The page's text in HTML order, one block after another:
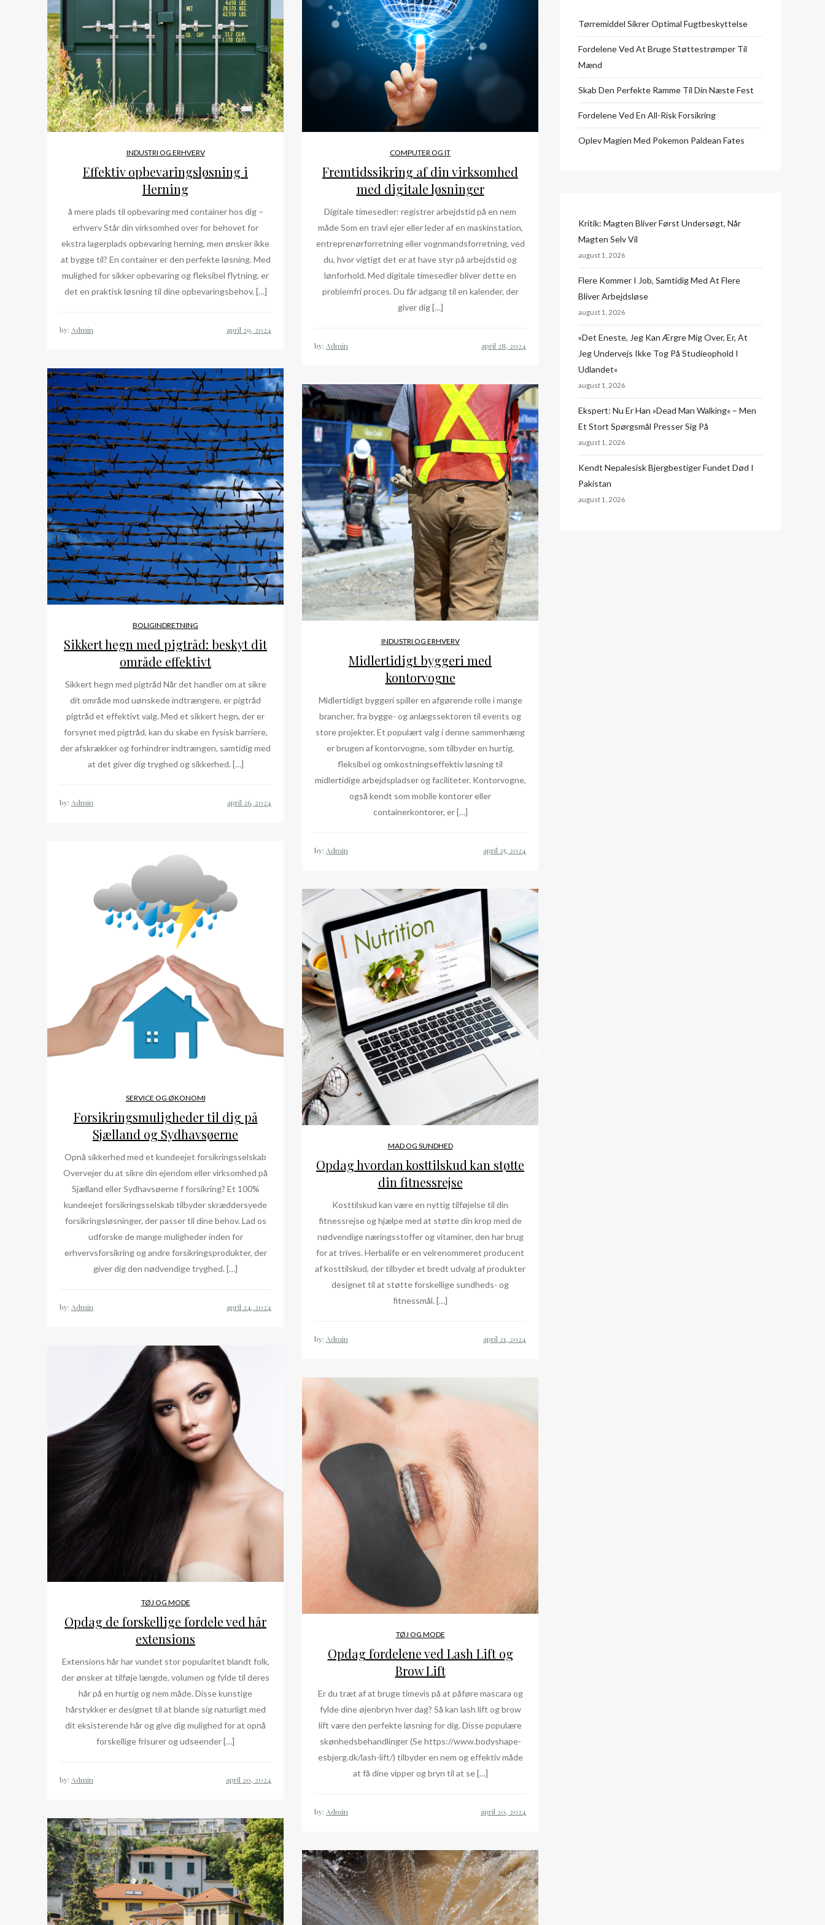
INDUSTRI OG ERHVERV
Effektiv opbevaringsløsning i
Herning
å mere plads til opbevaring med container hos dig –
erhverv Står din virksomhed over for behovet for
ekstra lagerplads opbevaring herning, men ønsker ikke
at bygge til? En container er den perfekte løsning. Med
mulighed for sikker opbevaring og fleksibel flytning, er
det en praktisk løsning til dine opbevaringsbehov. […]
by: Admin
COMPUTER OG IT
Fremtidssikring af din virksomhed
med digitale løsninger
Digitale timesedler: registrer arbejdstid på en nem
måde Som en travl ejer eller leder af en maskinstation,
entreprenørforretning eller vognmandsforretning, ved
du, hvor vigtigt det er at have styr på arbejdstid og
lønforhold. Med digitale timesedler bliver dette en
problemfri proces. Du får adgang til en kalender, der
giver dig […]
by: Admin
BOLIGINDRETNING
Sikkert hegn med pigtråd: beskyt dit
område effektivt
Sikkert hegn med pigtråd Når det handler om at sikre
dit område mod uønskede indtrængere, er pigtråd
pigtråd et effektivt valg. Med et sikkert hegn, der er
forsynet med pigtråd, kan du skabe en fysisk barriere,
der afskrækker og forhindrer indtrængen, samtidig med
at det giver dig tryghed og sikkerhed. […]
by: Admin
INDUSTRI OG ERHVERV
Midlertidigt byggeri med
kontorvogne
Midlertidigt byggeri spiller en afgørende rolle i mange
brancher, fra bygge- og anlægssektoren til events og
store projekter. Et populært valg i denne sammenhæng
er brugen af kontorvogne, som tilbyder en hurtig,
fleksibel og omkostningseffektiv løsning til
midlertidige arbejdspladser og faciliteter. Kontorvogne,
også kendt som mobile kontorer eller
containerkontorer, er […]
by: Admin
SERVICE OG ØKONOMI
Forsikringsmuligheder til dig på
Sjælland og Sydhavsøerne
Opnå sikkerhed med et kundeejet forsikringsselskab
Overvejer du at sikre din ejendom eller virksomhed på
Sjælland eller Sydhavsøerne f forsikring? Et 100%
kundeejet forsikringsselskab tilbyder skræddersyede
forsikringsløsninger, der passer til dine behov. Lad os
udforske de mange muligheder inden for
erhvervsforsikring og andre forsikringsprodukter, der
giver dig den nødvendige tryghed. […]
by: Admin
MAD OG SUNDHED
Opdag hvordan kosttilskud kan støtte
din fitnessrejse
Kosttilskud kan være en nyttig tilføjelse til din
fitnessrejse og hjælpe med at støtte din krop med de
nødvendige næringsstoffer og vitaminer, den har brug
for at trives. Herbalife er en velrenommeret producent
af kosttilskud, der tilbyder et bredt udvalg af produkter
designet til at støtte forskellige sundheds- og
fitnessmål. […]
by: Admin
TØJ OG MODE
Opdag de forskellige fordele ved hår
extensions
Extensions hår har vundet stor popularitet blandt folk,
der ønsker at tilføje længde, volumen og fylde til deres
hår på en hurtig og nem måde. Disse kunstige
hårstykker er designet til at blande sig naturligt med
dit eksisterende hår og give dig mulighed for at opnå
forskellige frisurer og udseender […]
by: Admin
TØJ OG MODE
Opdag fordelene ved Lash Lift og
Brow Lift
Er du træt af at bruge timevis på at påføre mascara og
fylde dine øjenbryn hver dag? Så kan lash lift og brow
lift være den perfekte løsning for dig. Disse populære
skønhedsbehandlinger (Se https://www.bodyshape-
esbjerg.dk/lash-lift/) tilbyder en nem og effektiv måde
at få dine vipper og bryn til at se […]
by: Admin
Tørremiddel Sikrer Optimal Fugtbeskyttelse
Fordelene Ved At Bruge Støttestrømper Til
Mænd
Skab Den Perfekte Ramme Til Din Næste Fest
Fordelene Ved En All-Risk Forsikring
Oplev Magien Med Pokemon Paldean Fates
Kritik: Magten Bliver Først Undersøgt, Når
Magten Selv Vil
august 1, 2026
Flere Kommer I Job, Samtidig Med At Flere
Bliver Arbejdsløse
august 1, 2026
»Det Eneste, Jeg Kan Ærgre Mig Over, Er, At
Jeg Undervejs Ikke Tog På Studieophold I
Udlandet«
august 1, 2026
Ekspert: Nu Er Han »dead Man Walking« – Men
Et Stort Spørgsmål Presser Sig På
august 1, 2026
Kendt Nepalesisk Bjergbestiger Fundet Død I
Pakistan
august 1, 2026